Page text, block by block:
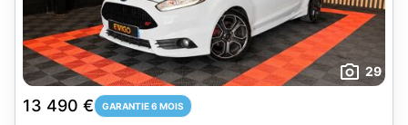
29
13 490 € GARANTIE 6 MOIS